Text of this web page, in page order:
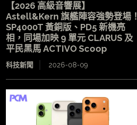
【2026 高級音響展】
Astell&Kern 旗艦陣容強勢登場！
SP4000T 黃銅版、PD5 新機亮
相，同場加映 9 單元 CLARUS 及
平民黑馬 ACTIVO Scoop
科技新聞 2026-08-09